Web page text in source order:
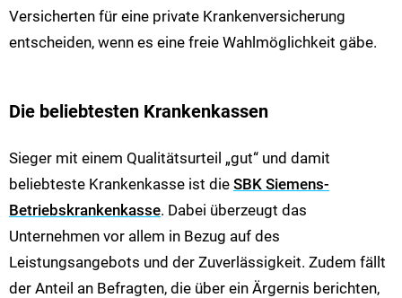
Versicherten für eine private Krankenversicherung
entscheiden, wenn es eine freie Wahlmöglichkeit gäbe.
Die beliebtesten Krankenkassen
Sieger mit einem Qualitätsurteil „gut“ und damit
beliebteste Krankenkasse ist die SBK Siemens-
Betriebskrankenkasse. Dabei überzeugt das
Unternehmen vor allem in Bezug auf des
Leistungsangebots und der Zuverlässigkeit. Zudem fällt
der Anteil an Befragten, die über ein Ärgernis berichten,